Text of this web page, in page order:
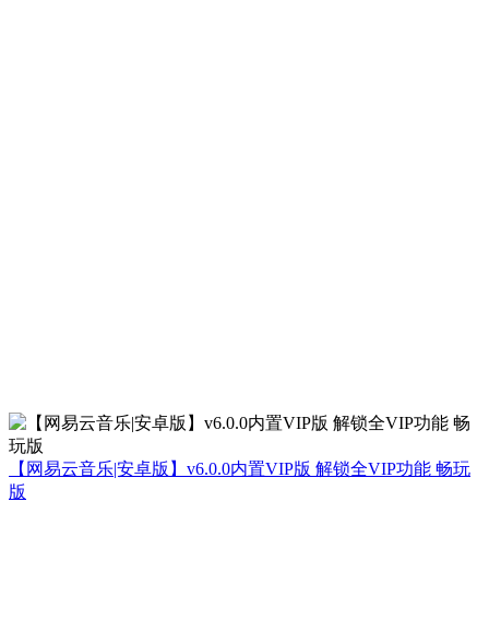
【网易云音乐|安卓版】v6.0.0内置VIP版 解锁全VIP功能 畅玩
版